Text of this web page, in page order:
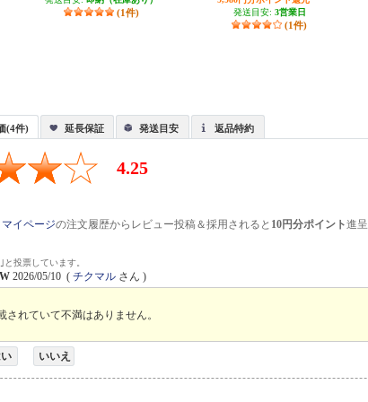
(1件)
発送目安: 3営業日
(1件)
(4件) 延長保証 発送目安 返品特約
4.25
マイページの注文履歴からレビュー投稿＆採用されると 10円分ポイント進呈
投票しています。
W2026/05/10 (チクマル さん )
れていて不満はありません。
いいえ